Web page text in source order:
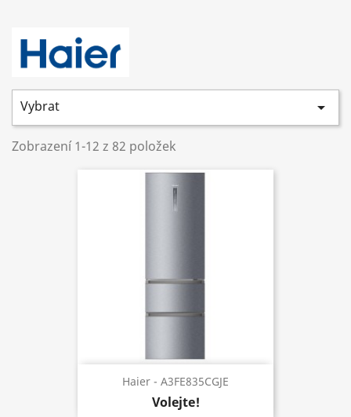
Vybrat 
Zobrazení 1-12 z 82 položek
Haier - A3FE835CGJE
Volejte!